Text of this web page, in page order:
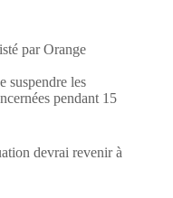
par Orange
suspendre les
pendant 15
devrai revenir à